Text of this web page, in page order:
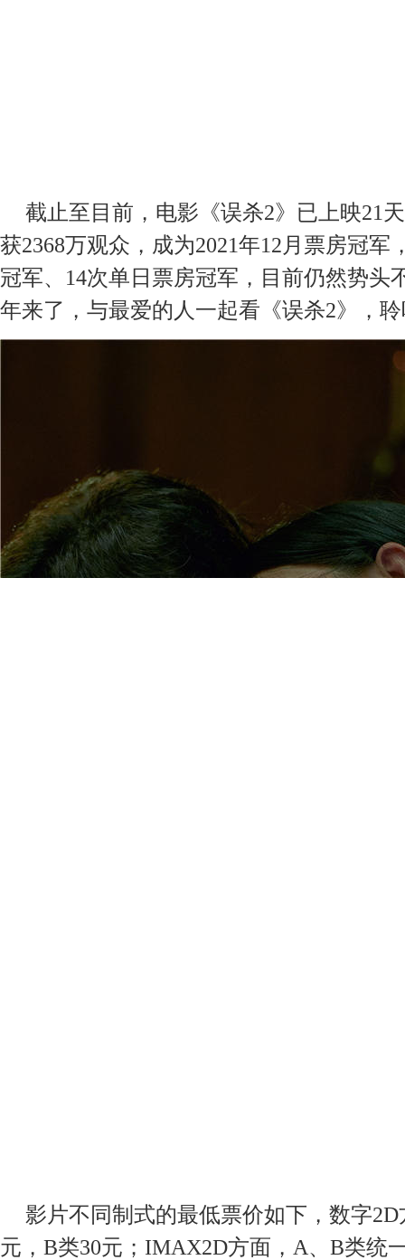
截止至 目前，电影《误杀2》已上映21
获2368万观众，成为2021年12月票房冠军
冠军、14次单日票房冠军，目前仍然势头
年来了 ，与最爱的 人一起看《误杀2》 ，
影片不同制式的最低票价如下，数字
元，B类30元； IMAX2D方面，A、B类统